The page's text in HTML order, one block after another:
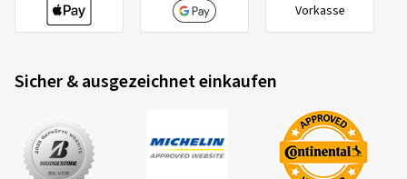
Vorkasse
Sicher & ausgezeichnet einkaufen